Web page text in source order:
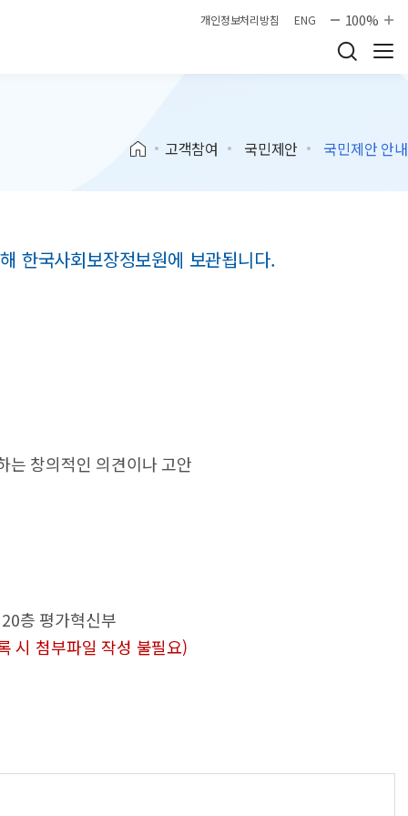
개인정보처리방침 ENG 100%
고객참여 국민제안 국민제안 안내
한국사회보장정보원에 보관됩니다.
는 창의적인 의견이나 고안
층 평가혁신부
시 첨부파일 작성 불필요)